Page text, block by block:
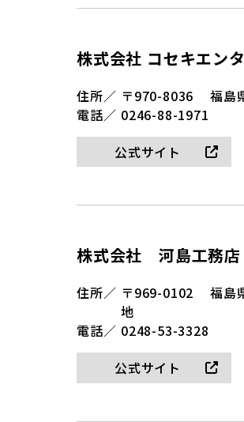
株式会社 コセキエン
住所／ 〒970-8036
福島
電話／ 0246-88-1971
公式サイト
株式会社 河島工務店
住所／ 〒969-0102
福島
地
電話／ 0248-53-3328
公式サイト